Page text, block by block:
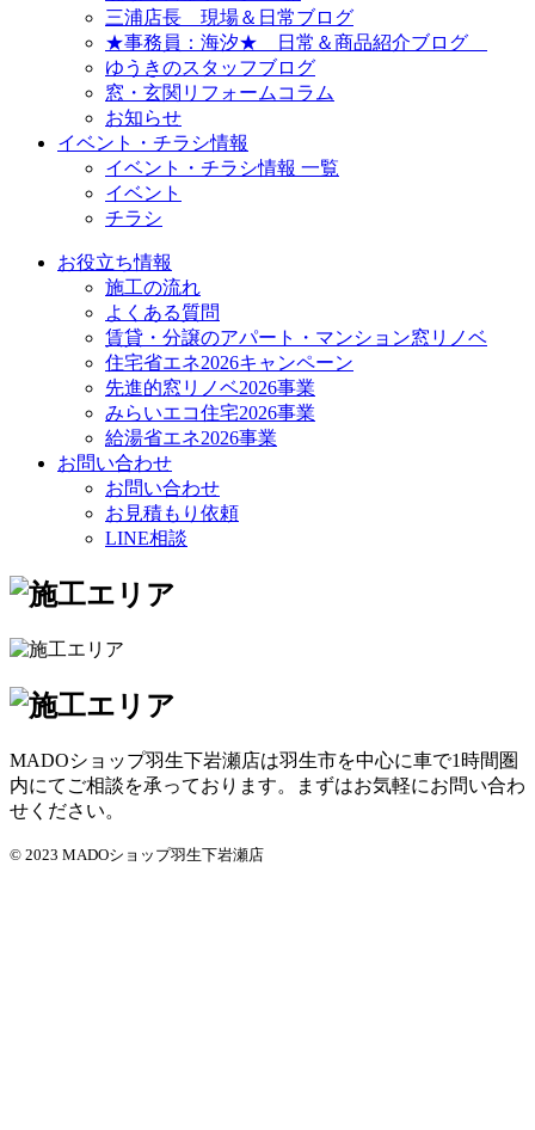
三浦店長 現場＆日常ブログ
★事務員：海汐★ 日常＆商品紹介ブログ
ゆうきのスタッフブログ
窓・玄関リフォームコラム
お知らせ
イベント・チラシ情報
イベント・チラシ情報 一覧
イベント
チラシ
お役立ち情報
施工の流れ
よくある質問
賃貸・分譲のアパート・マンション窓リノベ
住宅省エネ2026キャンペーン
先進的窓リノベ2026事業
みらいエコ住宅2026事業
給湯省エネ2026事業
お問い合わせ
お問い合わせ
お見積もり依頼
LINE相談
MADOショップ羽生下岩瀬店は羽生市を中心に車で1時間圏
内にてご相談を承っております。まずはお気軽にお問い合わ
せください。
© 2023 MADOショップ羽生下岩瀬店